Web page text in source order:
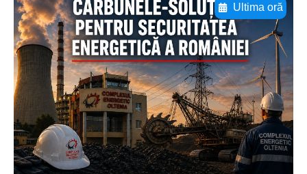
Ultima oră
Adaugă aici textul pentru
subtitluAdaugă aici
textul pentru
subtitluAdaugă aici
textul pentru
subtitluAdaugă aici
textul pentru subti